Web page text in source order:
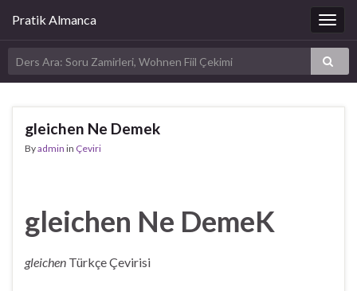
Pratik Almanca
gleichen Ne Demek
Byadmin in Çeviri
gleichen Ne DemeK
gleichen Türkçe Çevirisi